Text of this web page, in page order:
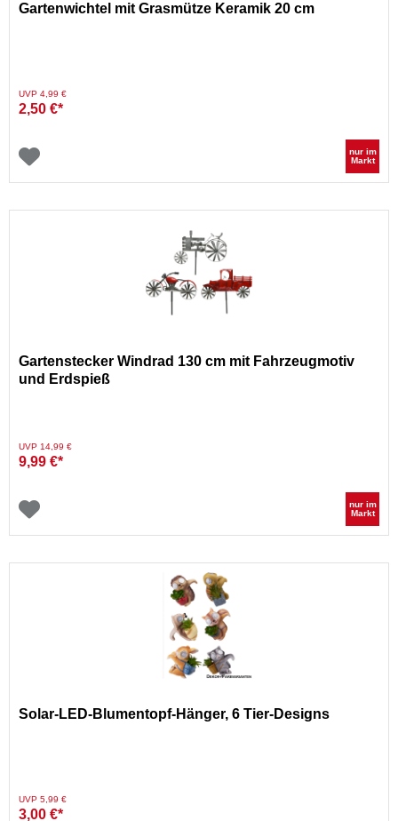
Gartenwichtel mit Grasmütze Keramik 20 cm
Preis reduziert von
UVP 4,99 €auf
2,50 €*
nur im
Markt
Gartenstecker Windrad 130 cm mit Fahrzeugmotiv
und Erdspieß
Preis reduziert von
UVP 14,99 €auf
9,99 €*
nur im
Markt
Solar-LED-Blumentopf-Hänger, 6 Tier-Designs
Preis reduziert von
UVP 5,99 €auf
3,00 €*